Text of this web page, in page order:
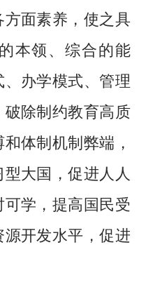
面素养，使之具
本领、综合的能
办学模式、管理
除制约教育高质
体制机制弊端，
大国，促进人人
学，提高国民受
开发水平，促进